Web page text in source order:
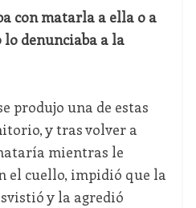
con matarla a ella o a
lo denunciaba a la
produjo una de estas
y tras volver a
mientras le
el cuello, impidió que la
y la agredió